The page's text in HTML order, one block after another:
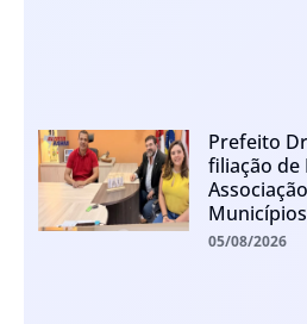
Prefeito
filiação de
Municípios
05/08/2026